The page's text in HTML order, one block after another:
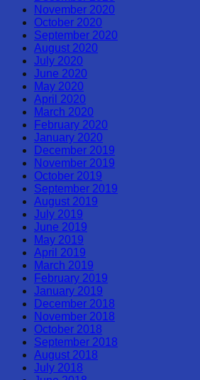
November 2020
October 2020
September 2020
August 2020
July 2020
June 2020
May 2020
April 2020
March 2020
February 2020
January 2020
December 2019
November 2019
October 2019
September 2019
August 2019
July 2019
June 2019
May 2019
April 2019
March 2019
February 2019
January 2019
December 2018
November 2018
October 2018
September 2018
August 2018
July 2018